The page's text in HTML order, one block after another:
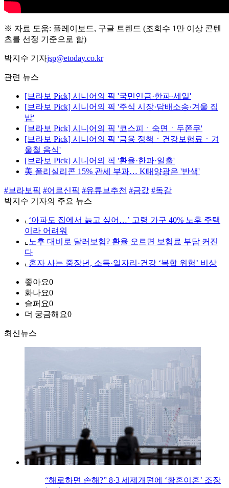
※ 자료 도움: 플레이보드, 구글 트렌드 (조회수 1만 이상 콘텐
츠를 선정 기준으로 함)
박지수 기자jsp@etoday.co.kr
관련 뉴스
[브라보 Pick] 시니어의 픽 '국민연금·한파·세일'
[브라보 Pick] 시니어의 픽 '주식 시장·담배소송·겨울 집
밥'
[브라보 Pick] 시니어의 픽 '코스피ㆍ숙면ㆍ두쫀쿠'
[브라보 Pick] 시니어의 픽 '금융 정책ㆍ건강보험료ㆍ겨
울철 음식'
[브라보 Pick] 시니어의 픽 '환율·한파·일출'
美 폴리실리콘 15% 관세 부과… K태양광은 '반색'
#브라보픽 #어르신픽 #유튜브추천 #금값 #독감
박지수 기자의 주요 뉴스
⌞ ‘아파도 집에서 늙고 싶어…’ 고령 가구 40% 노후 주택
이라 어려워
⌞ 노후 대비로 달러보험? 환율 오르면 보험료 부담 커진
다
⌞ 혼자 사는 중장년, 소득·일자리·건강 ‘복합 위험’ 비상
좋아요0
화나요0
슬퍼요0
더 궁금해요0
최신뉴스
“해로하면 손해?” 8·3 세제개편에 ‘황혼이혼’ 조장